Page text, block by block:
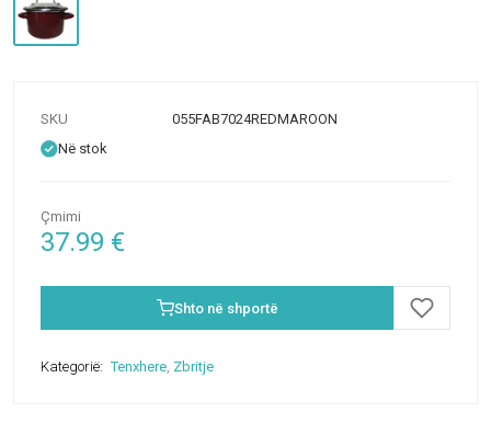
SKU
055FAB7024REDMAROON
Në stok
Çmimi
37.99 €
Shto në shportë
Kategorië: Tenxhere, Zbritje